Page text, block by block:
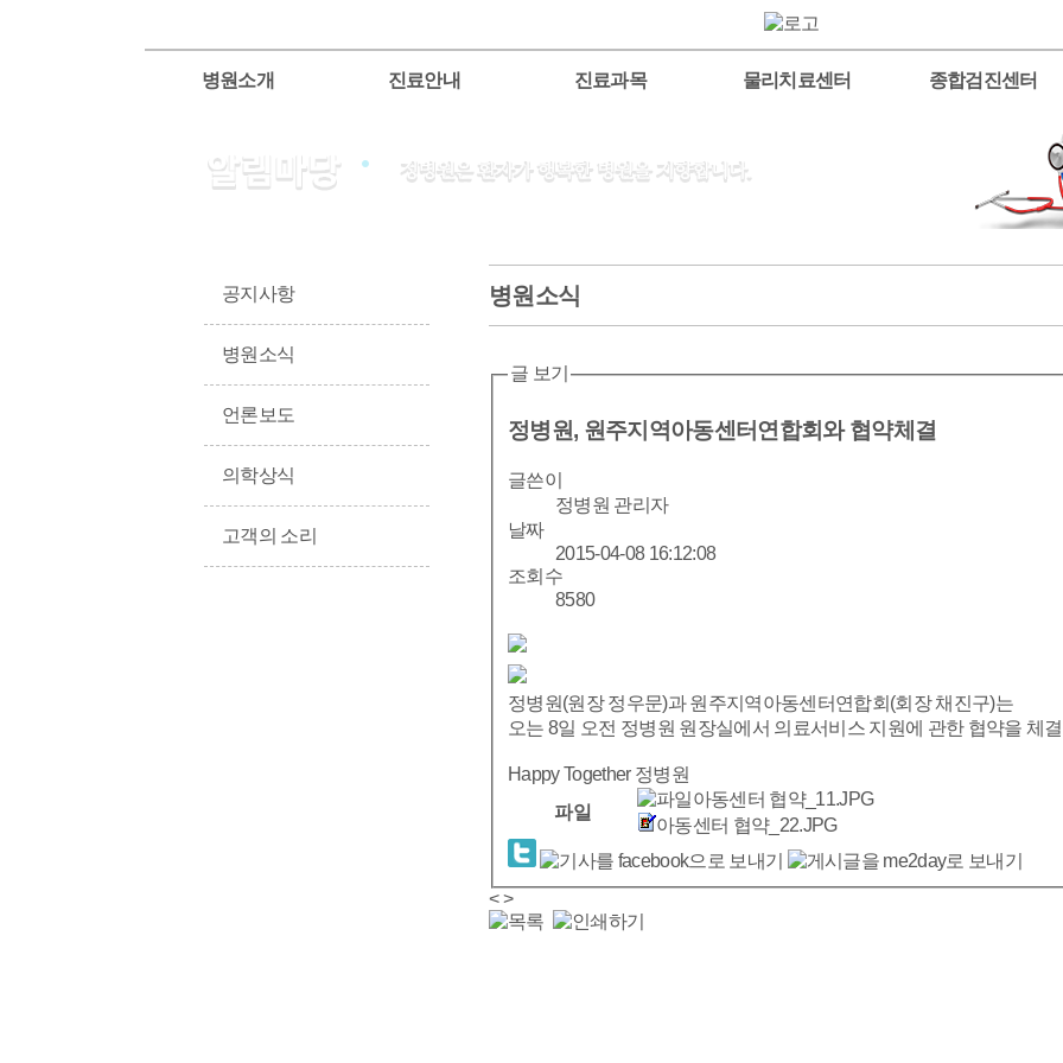
병원소개 진료안내 진료과목 물리치료센터 종합검진센터
공지사항
병원소식
언론보도
의학상식
고객의 소리
병원소식
글 보기
정병원, 원주지역아동센터연합회와 협약체결
글쓴이
정병원 관리자
날짜
2015-04-08 16:12:08
조회수
8580
정병원(원장 정우문)과 원주지역아동센터연합회(회장 채진구)는
오는 8일 오전 정병원 원장실에서 의료서비스 지원에 관한 협약을 체
Happy Together 정병원
파일
아동센터 협약_11.JPG
아동센터 협약_22.JPG
< >